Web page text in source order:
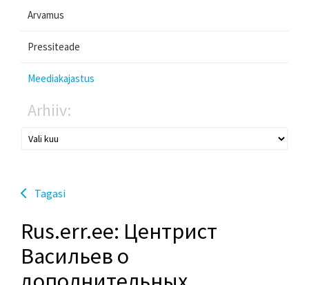
Arvamus
Pressiteade
Meediakajastus
Arhiiv:
Tagasi
Rus.err.ee: Центрист
Васильев о